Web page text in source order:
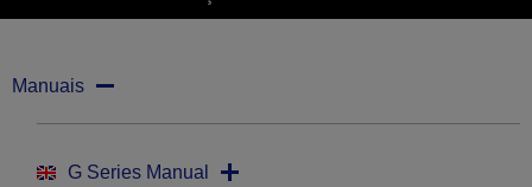
Manuais
G Series Manual